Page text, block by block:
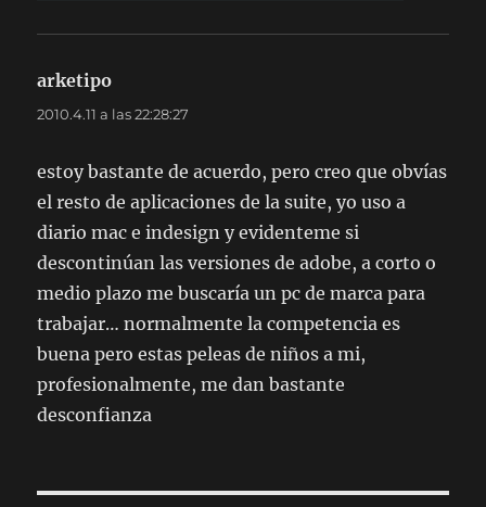
arketipo
2010.4.11 a las 22:28:27
estoy bastante de acuerdo, pero creo que obvías
el resto de aplicaciones de la suite, yo uso a
diario mac e indesign y evidenteme si
descontinúan las versiones de adobe, a corto o
medio plazo me buscaría un pc de marca para
trabajar… normalmente la competencia es
buena pero estas peleas de niños a mi,
profesionalmente, me dan bastante
desconfianza